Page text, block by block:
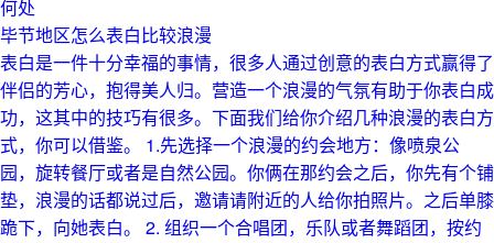
何处
毕节地区怎么表白比较浪漫
表白是一件十分幸福的事情，很多人通过创意的表白方式赢得了
伴侣的芳心，抱得美人归。营造一个浪漫的气氛有助于你表白成
功，这其中的技巧有很多。下面我们给你介绍几种浪漫的表白方
式，你可以借鉴。 1.先选择一个浪漫的约会地方：像喷泉公
园，旋转餐厅或者是自然公园。你俩在那约会之后，你先有个铺
垫，浪漫的话都说过后，邀请请附近的人给你拍照片。之后单膝
跪下，向她表白。 2. 组织一个合唱团，乐队或者舞蹈团，按约